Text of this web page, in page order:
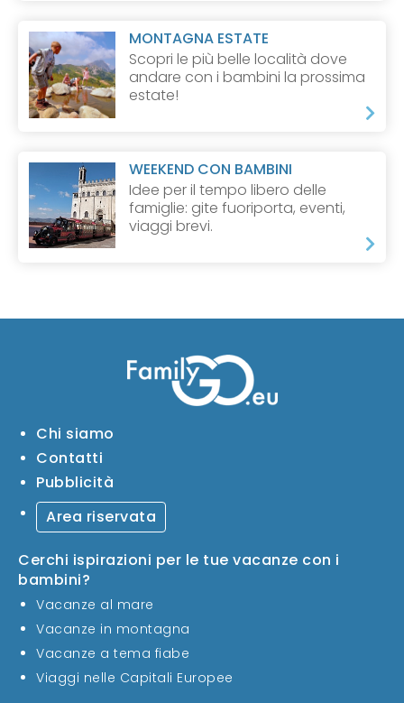
MONTAGNA ESTATE
Scopri le più belle località dove
andare con i bambini la prossima
estate!
WEEKEND CON BAMBINI
Idee per il tempo libero delle
famiglie: gite fuoriporta, eventi,
viaggi brevi.
Chi siamo
Contatti
Pubblicità
Area riservata
Cerchi ispirazioni per le tue vacanze con i
bambini?
Vacanze al mare
Vacanze in montagna
Vacanze a tema fiabe
Viaggi nelle Capitali Europee